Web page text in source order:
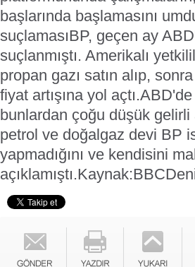
başlarında başlamasını
suçlamasıBP, geçen ay
suçlanmıştı. Amerikalı
propan gazı satın alıp,
fiyat artışına yol açtı.ABD'de
bunlardan çoğu düşük
petrol ve doğalgaz devi BP
yapmadığını ve kendisini
açıklamıştı.Kaynak:BBC